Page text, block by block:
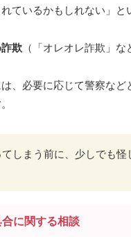
ているかもしれない」と
欺 （「オレオレ詐欺」
、必要に応じて警察な
しまう前に、少しでも
合に関する相談